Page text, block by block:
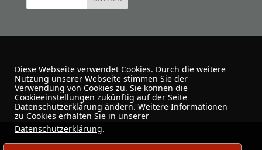
Über mich
ARTUS-Kunstfreunde · Dortmund
Diese Webseite verwendet Cookies. Durch die weitere
Nutzung unserer Webseite stimmen Sie der
Verwendung von Cookies zu. Sie können die
Cookieeinstellungen zukünftig auf der Seite
Datenschutzerklärung ändern. Weitere Informationen
zu Cookies erhalten Sie in unserer
Datenschutzerklärung.